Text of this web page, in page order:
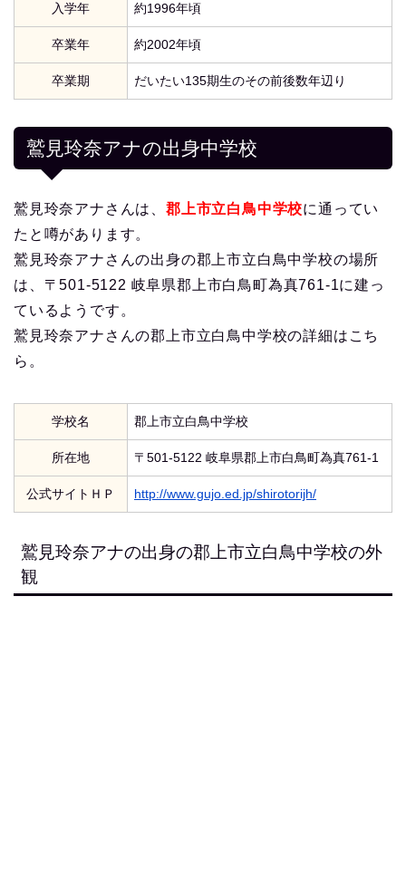
入学年 約1996年頃
卒業年 約2002年頃
卒業期 だいたい135期生のその前後数年辺り
鷲見玲奈アナの出身中学校
鷲見玲奈アナさんは、 郡上市立白鳥中学校に通ってい
たと噂があります。
鷲見玲奈アナさんの出身の郡上市立白鳥中学校の場所
は、〒501-5122 岐阜県郡上市白鳥町為真761-1に建っ
ているようです。
鷲見玲奈アナさんの郡上市立白鳥中学校の詳細はこち
ら。
学校名 郡上市立白鳥中学校
所在地 〒501-5122 岐阜県郡上市白鳥町為真761-1
公式サイトＨＰ http://www.gujo.ed.jp/shirotorijh/
鷲見玲奈アナの出身の郡上市立白鳥中学校の外
観